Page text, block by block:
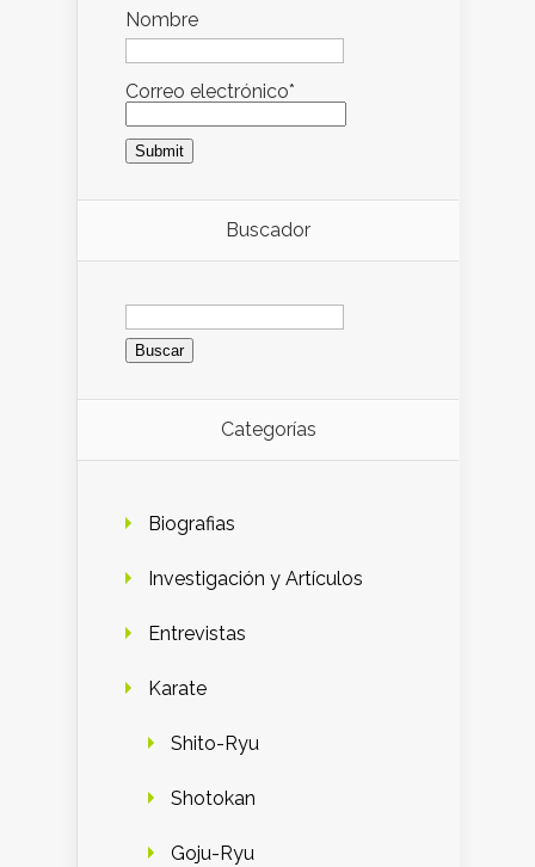
Nombre
Correo electrónico*
Buscador
Buscar:
Categorías
Biografias
Investigación y Artículos
Entrevistas
Karate
Shito-Ryu
Shotokan
Goju-Ryu